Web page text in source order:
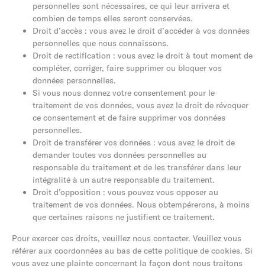
personnelles sont nécessaires, ce qui leur arrivera et
combien de temps elles seront conservées.
Droit d’accès : vous avez le droit d’accéder à vos données
personnelles que nous connaissons.
Droit de rectification : vous avez le droit à tout moment de
compléter, corriger, faire supprimer ou bloquer vos
données personnelles.
Si vous nous donnez votre consentement pour le
traitement de vos données, vous avez le droit de révoquer
ce consentement et de faire supprimer vos données
personnelles.
Droit de transférer vos données : vous avez le droit de
demander toutes vos données personnelles au
responsable du traitement et de les transférer dans leur
intégralité à un autre responsable du traitement.
Droit d’opposition : vous pouvez vous opposer au
traitement de vos données. Nous obtempérerons, à moins
que certaines raisons ne justifient ce traitement.
Pour exercer ces droits, veuillez nous contacter. Veuillez vous
référer aux coordonnées au bas de cette politique de cookies. Si
vous avez une plainte concernant la façon dont nous traitons